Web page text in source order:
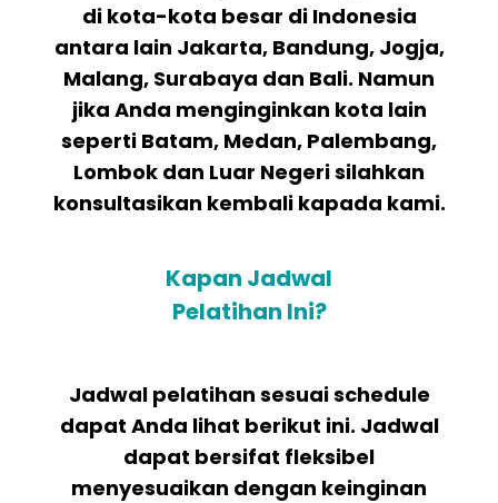
di kota-kota besar di Indonesia
antara lain Jakarta, Bandung, Jogja,
Malang, Surabaya dan Bali. Namun
jika Anda menginginkan kota lain
seperti Batam, Medan, Palembang,
Lombok dan Luar Negeri silahkan
konsultasikan kembali kapada kami.
Kapan Jadwal
Pelatihan Ini?
Jadwal pelatihan sesuai schedule
dapat Anda lihat berikut ini. Jadwal
dapat bersifat fleksibel
menyesuaikan dengan keinginan